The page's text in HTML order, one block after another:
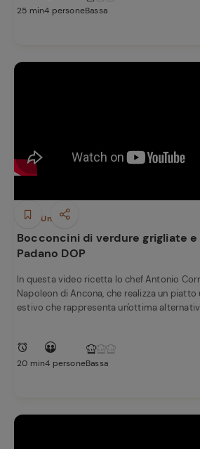
25 min4 personeBassa
Piatti Unici
Bocconcini di verdure grigliate e
Padano DOP
In questa video ricetta lo chef Antonio
Napoleon di Ancona, che realizza un
estivo che rappresenta un'ottima
20 min4 personeBassa